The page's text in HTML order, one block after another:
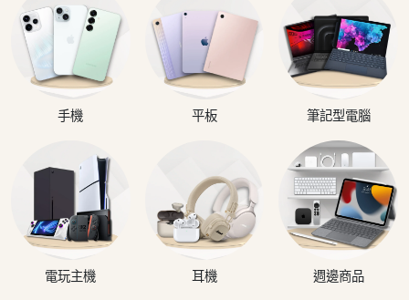
手機 平板 筆記型電腦
電玩主機 耳機 週邊商品